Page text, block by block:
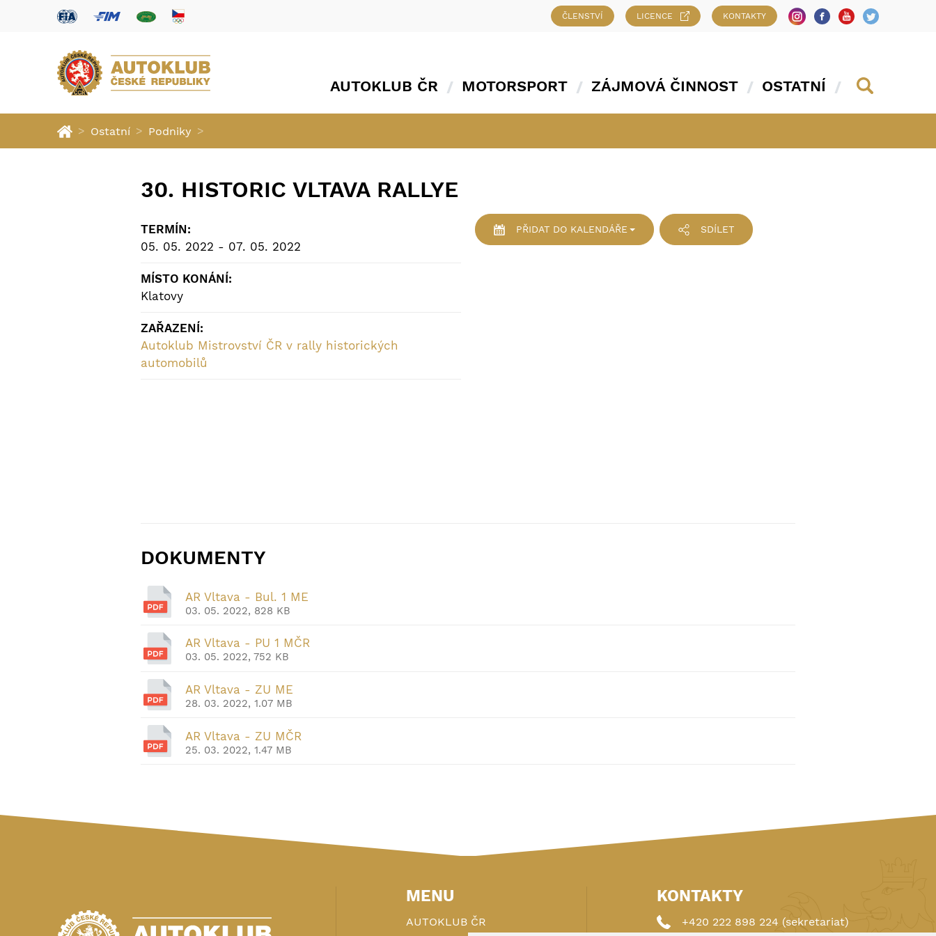
ČLENSTVÍ LICENCE KONTAKTY
AUTOKLUB ČR MOTORSPORT ZÁJMOVÁ ČINNOST OSTATNÍ
> Ostatní > Podniky >
30. HISTORIC VLTAVA RALLYE
TERMÍN:
05. 05. 2022 - 07. 05. 2022
MÍSTO KONÁNÍ:
Klatovy
ZAŘAZENÍ:
Autoklub Mistrovství ČR v rally historických
automobilů
PŘIDATDO KALENDÁŘE SDÍLET
DOKUMENTY
AR Vltava - Bul. 1 ME
03. 05. 2022, 828 KB
AR Vltava - PU 1 MČR
03. 05. 2022, 752 KB
AR Vltava - ZU ME
28. 03. 2022, 1.07 MB
AR Vltava - ZU MČR
25. 03. 2022, 1.47 MB
MENU
AUTOKLUB ČR
KONTAKTY
+420 222 898 224 (sekretariat)